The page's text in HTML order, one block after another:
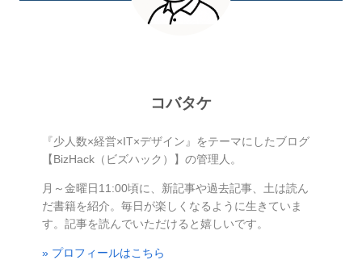
コバタケ
『少人数×経営×IT×デザイン』をテーマにしたブログ
【BizHack（ビズハック）】の管理人。
月～金曜日11:00頃に、新記事や過去記事、土は読ん
だ書籍を紹介。毎日が楽しくなるように生きていま
す。記事を読んでいただけると嬉しいです。
» プロフィールはこちら